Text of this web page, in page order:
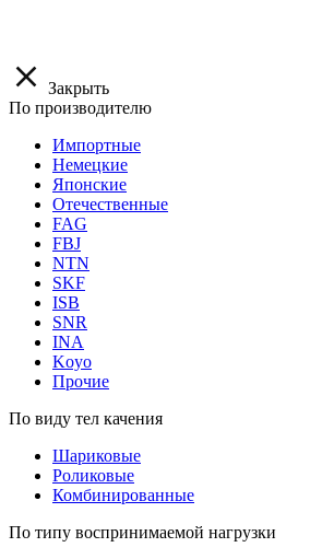
Закрыть
По производителю
Импортные
Немецкие
Японские
Отечественные
FAG
FBJ
NTN
SKF
ISB
SNR
INA
Koyo
Прочие
По виду тел качения
Шариковые
Роликовые
Комбинированные
По типу воспринимаемой нагрузки